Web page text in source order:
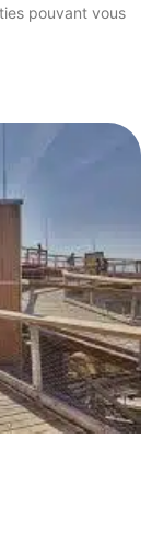
pouvant vous